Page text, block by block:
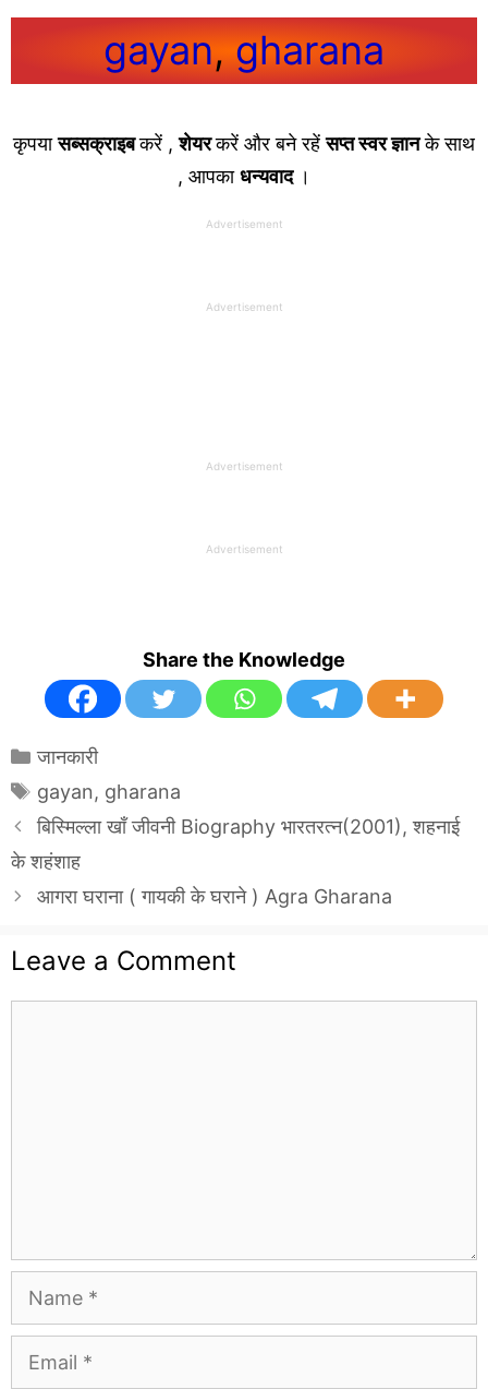
gayan, gharana
कृपयासब्सक्राइबकरें ,शेयरकरें और बने रहेंसप्त स्वर ज्ञानके साथ
, आपकाधन्यवाद ।
Advertisement
Advertisement
Advertisement
Advertisement
Share the Knowledge
Categories
जानकारी
Tags
gayan, gharana
बिस्मिल्ला खाँ जीवनी Biography भारतरत्न(2001), शहनाई
के शहंशाह
आगरा घराना ( गायकी के घराने ) Agra Gharana
Leave a Comment
Name
Email